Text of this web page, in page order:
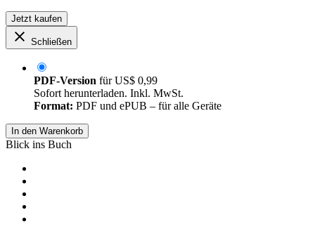
Jetzt kaufen
Schließen
PDF-Version fürUS$ 0,99
Sofort herunterladen. Inkl. MwSt.
Format: PDF und ePUB – für alle Geräte
In den Warenkorb
Blick ins Buch